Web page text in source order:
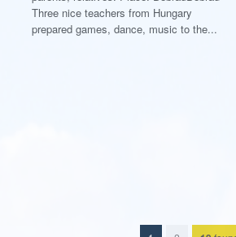
Three nice teachers from Hungary
prepared games, dance, music to the...